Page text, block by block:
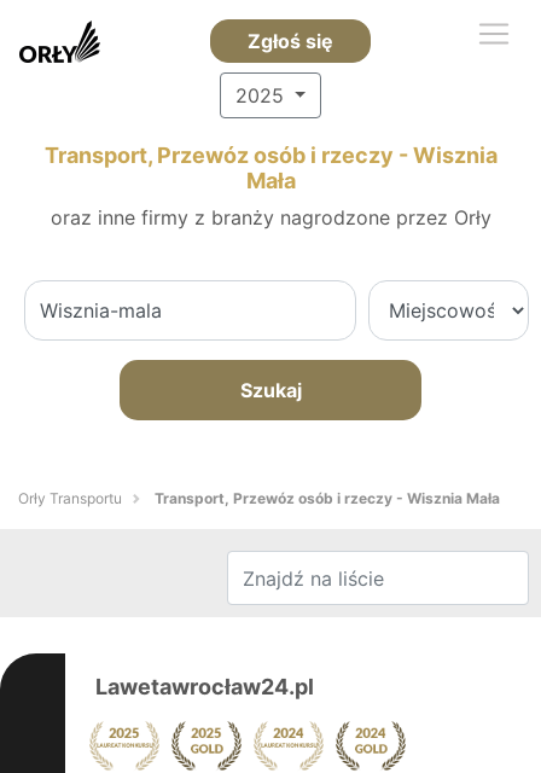
Zgłoś się
2025
Transport, Przewóz osób i rzeczy - Wisznia
Mała
oraz inne firmy z branży nagrodzone przez Orły
Szukaj
Orły Transportu Transport, Przewóz osób i rzeczy - Wisznia Mała
Lawetawrocław24.pl